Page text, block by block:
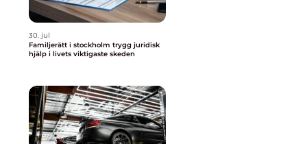
30. jul
Familjerätt i stockholm trygg juridisk
hjälp i livets viktigaste skeden